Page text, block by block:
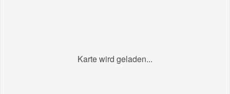
Karte wird geladen...